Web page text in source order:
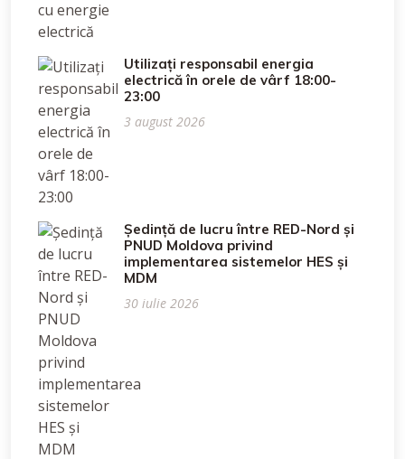
Utilizați responsabil energia
electrică în orele de vârf 18:00-
23:00
3 august 2026
Ședință de lucru între RED-Nord și
PNUD Moldova privind
implementarea sistemelor HES și
MDM
30 iulie 2026